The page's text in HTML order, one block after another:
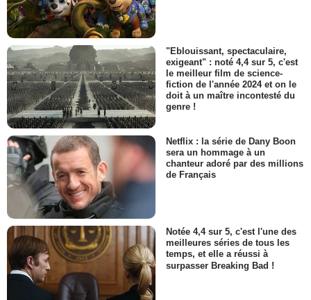
"Eblouissant, spectaculaire,
exigeant" : noté 4,4 sur 5, c'est
le meilleur film de science-
fiction de l'année 2024 et on le
doit à un maître incontesté du
genre !
Netflix : la série de Dany Boon
sera un hommage à un
chanteur adoré par des millions
de Français
Notée 4,4 sur 5, c'est l'une des
meilleures séries de tous les
temps, et elle a réussi à
surpasser Breaking Bad !